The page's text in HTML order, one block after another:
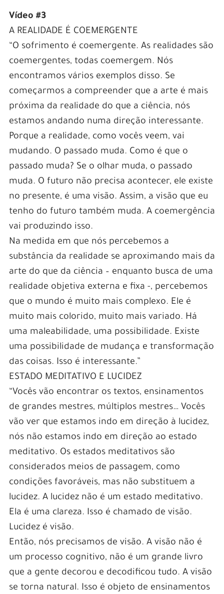
Vídeo #3
A REALIDADE É COEMERGENTE
“O sofrimento é coemergente. As realidades são
coemergentes, todas coemergem. Nós
encontramos vários exemplos disso. Se
começarmos a compreender que a arte é mais
próxima da realidade do que a ciência, nós
estamos andando numa direção interessante.
Porque a realidade, como vocês veem, vai
mudando. O passado muda. Como é que o
passado muda? Se o olhar muda, o passado
muda. O futuro não precisa acontecer, ele existe
no presente, é uma visão. Assim, a visão que eu
tenho do futuro também muda. A coemergência
vai produzindo isso.
Na medida em que nós percebemos a
substância da realidade se aproximando mais da
arte do que da ciência – enquanto busca de uma
realidade objetiva externa e fixa -, percebemos
que o mundo é muito mais complexo. Ele é
muito mais colorido, muito mais variado. Há
uma maleabilidade, uma possibilidade. Existe
uma possibilidade de mudança e transformação
das coisas. Isso é interessante.”
ESTADO MEDITATIVO E LUCIDEZ
“Vocês vão encontrar os textos, ensinamentos
de grandes mestres, múltiplos mestres… Vocês
vão ver que estamos indo em direção à lucidez,
nós não estamos indo em direção ao estado
meditativo. Os estados meditativos são
considerados meios de passagem, como
condições favoráveis, mas não substituem a
lucidez. A lucidez não é um estado meditativo.
Ela é uma clareza. Isso é chamado de visão.
Lucidez é visão.
Então, nós precisamos de visão. A visão não é
um processo cognitivo, não é um grande livro
que a gente decorou e decodificou tudo. A visão
se torna natural. Isso é objeto de ensinamentos